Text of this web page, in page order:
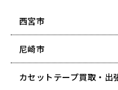
西宮市
尼崎市
カセットテープ買取・出